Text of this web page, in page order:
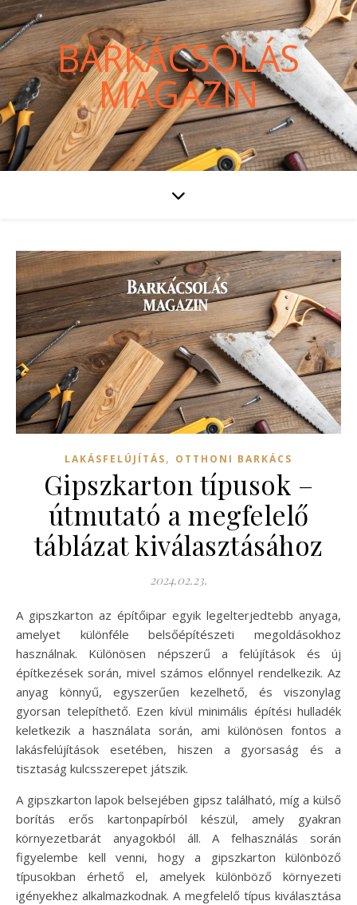
BARKÁCSOLÁS
MAGAZIN
LAKÁSFELÚJÍTÁS, OTTHONI BARKÁCS
Gipszkarton típusok –
útmutató a megfelelő
táblázat kiválasztásához
2024.02.23.
A gipszkarton az építőipar egyik legelterjedtebb anyaga,
amelyet különféle belsőépítészeti megoldásokhoz
használnak. Különösen népszerű a felújítások és új
építkezések során, mivel számos előnnyel rendelkezik. Az
anyag könnyű, egyszerűen kezelhető, és viszonylag
gyorsan telepíthető. Ezen kívül minimális építési hulladék
keletkezik a használata során, ami különösen fontos a
lakásfelújítások esetében, hiszen a gyorsaság és a
tisztaság kulcsszerepet játszik.
A gipszkarton lapok belsejében gipsz található, míg a külső
borítás erős kartonpapírból készül, amely gyakran
környezetbarát anyagokból áll. A felhasználás során
figyelembe kell venni, hogy a gipszkarton különböző
típusokban érhető el, amelyek különböző környezeti
igényekhez alkalmazkodnak. A megfelelő típus kiválasztása